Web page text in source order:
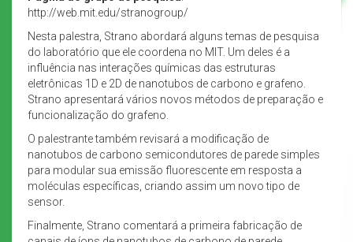
http://web.mit.edu/stranogroup/
Nesta palestra, Strano abordará alguns temas de pesquisa
do laboratório que ele coordena no MIT. Um deles é a
influência nas interações químicas das estruturas
eletrônicas 1D e 2D de nanotubos de carbono e grafeno.
Strano apresentará vários novos métodos de preparação e
funcionalização do grafeno.
O palestrante também revisará a modificação de
nanotubos de carbono semicondutores de parede simples
para modular sua emissão fluorescente em resposta a
moléculas específicas, criando assim um novo tipo de
sensor.
Finalmente, Strano comentará a primeira fabricação de